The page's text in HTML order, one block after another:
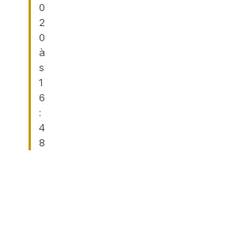
0
2
0
à
s
1
6
:
4
8